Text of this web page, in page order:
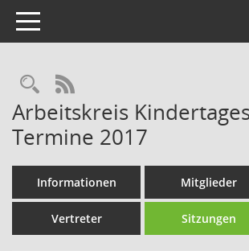
Toggle navigation
Rechercheauswahl
RSS-Feed
Arbeitskreis
Termine 2017
Informationen Mitglieder
Vertreter Sitzungen